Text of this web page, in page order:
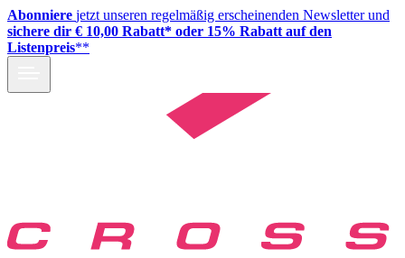
Abonniere jetzt unseren regelmäßig erscheinenden Newsletter und
sichere dir € 10,00 Rabatt* oder 15% Rabatt auf den
Listenpreis**